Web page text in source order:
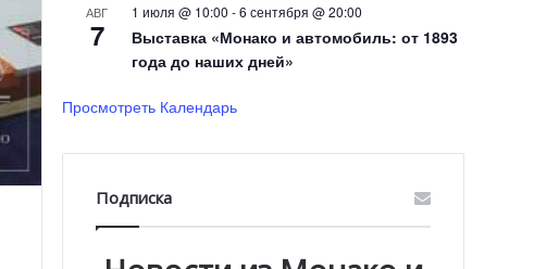
АВГ
7
1 июля @ 10:00 -6 сентября @ 20:00
Выставка «Монако и автомобиль: от 1893
года до наших дней»
Просмотреть Календарь
Подписка